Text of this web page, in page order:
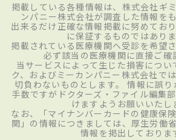
掲載している各種情報は、株式会社ギ
ンパニー株式会社が調査した情報を
出来るだけ正確な情報掲載に努めてお
に保証するものではありま
掲載されている医療機関へ受診を希望
必ず該当の医療機関に直接ご確
当サービスによって生じた損害につい
ク、およびミーカンパニー株式会社で
切負わないものとします。 情報に誤
手数ですがドクターズ・ファイル編集
けますようお願いいたし
なお、「マイナンバーカードの健康保
関」の情報につきましては、厚生労働
情報を掲出しておりま